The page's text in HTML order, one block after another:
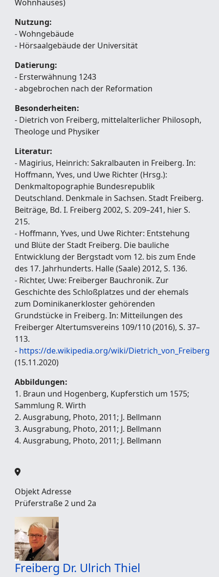
Wohnhauses)
Nutzung:
- Wohngebäude
- Hörsaalgebäude der Universität
Datierung:
- Ersterwähnung 1243
- abgebrochen nach der Reformation
Besonderheiten:
- Dietrich von Freiberg, mittelalterlicher Philosoph,
Theologe und Physiker
Literatur:
- Magirius, Heinrich: Sakralbauten in Freiberg. In:
Hoffmann, Yves, und Uwe Richter (Hrsg.):
Denkmaltopographie Bundesrepublik
Deutschland. Denkmale in Sachsen. Stadt Freiberg.
Beiträge, Bd. I. Freiberg 2002, S. 209–241, hier S.
215.
- Hoffmann, Yves, und Uwe Richter: Entstehung
und Blüte der Stadt Freiberg. Die bauliche
Entwicklung der Bergstadt vom 12. bis zum Ende
des 17. Jahrhunderts. Halle (Saale) 2012, S. 136.
- Richter, Uwe: Freiberger Bauchronik. Zur
Geschichte des Schloßplatzes und der ehemals
zum Dominikanerkloster gehörenden
Grundstücke in Freiberg. In: Mitteilungen des
Freiberger Altertumsvereins 109/110 (2016), S. 37–
113.
- https://de.wikipedia.org/wiki/Dietrich_von_Freiberg
(15.11.2020)
Abbildungen:
1. Braun und Hogenberg, Kupferstich um 1575;
Sammlung R. Wirth
2. Ausgrabung, Photo, 2011; J. Bellmann
3. Ausgrabung, Photo, 2011; J. Bellmann
4. Ausgrabung, Photo, 2011; J. Bellmann
Objekt Adresse
Prüferstraße 2 und 2a
Freiberg Dr. Ulrich Thiel